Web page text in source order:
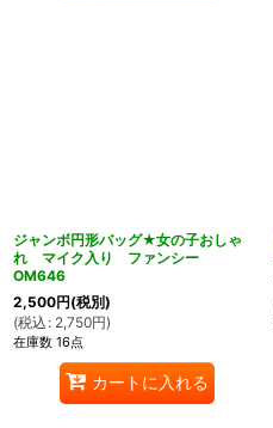
ジャンボ円形バッグ★女の子おしゃ
れ マイク入り ファンシー
OM646
2,500円(税別)
(税込 : 2,750円)
在庫数 16点
カートに入れる